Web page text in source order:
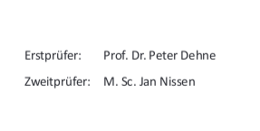
Erstprüfer:       Prof.       Dr.       Peter       Dehne
Zweitprüfer:    M. Sc. Jan Nissen